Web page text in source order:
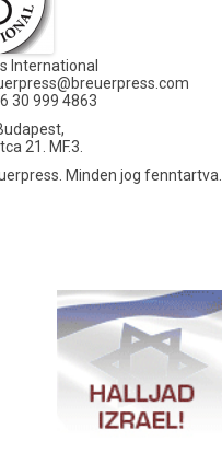
International
30 999 4863
21. MF.3.
Minden jog fenntartva.